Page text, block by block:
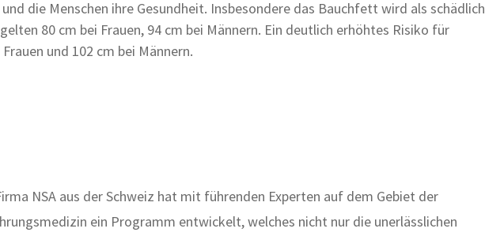
die Menschen ihre Gesundheit. Insbesondere das Bauchfett wird als schädlich
80 cm bei Frauen, 94 cm bei Männern. Ein deutlich erhöhtes Risiko für
und 102 cm bei Männern.
NSA aus der Schweiz hat mit führenden Experten auf dem Gebiet der
ein Programm entwickelt, welches nicht nur die unerlässlichen